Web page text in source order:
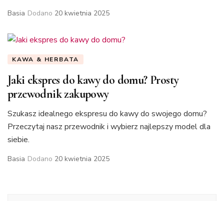
Basia Dodano 20 kwietnia 2025
KAWA & HERBATA
Jaki ekspres do kawy do domu? Prosty
przewodnik zakupowy
Szukasz idealnego ekspresu do kawy do swojego domu?
Przeczytaj nasz przewodnik i wybierz najlepszy model dla
siebie.
Basia Dodano 20 kwietnia 2025